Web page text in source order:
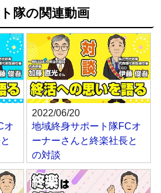
隊の関連動画
オ
2022/06/20
地域終身サポート隊FCオ
ーナーさんと終楽社長と
の対談